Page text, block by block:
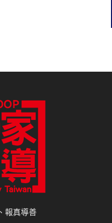
報真導善